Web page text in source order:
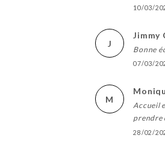
10/03/
J
Jimmy
Bonne
07/03/
M
Accueil
prendre
28/02/